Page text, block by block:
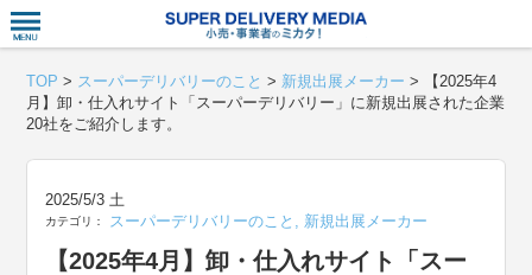
TOP > スーパーデリバリーのこと > 新規出展メーカー >
【2025年4
月】卸・仕入れサイト「スーパーデリバリー」に新規出展された企業
20社をご紹介します。
2025/5/3 土
カテゴリ： スーパーデリバリーのこと , 新規出展メーカー
【2025年4月】卸・仕入れサイト「スー